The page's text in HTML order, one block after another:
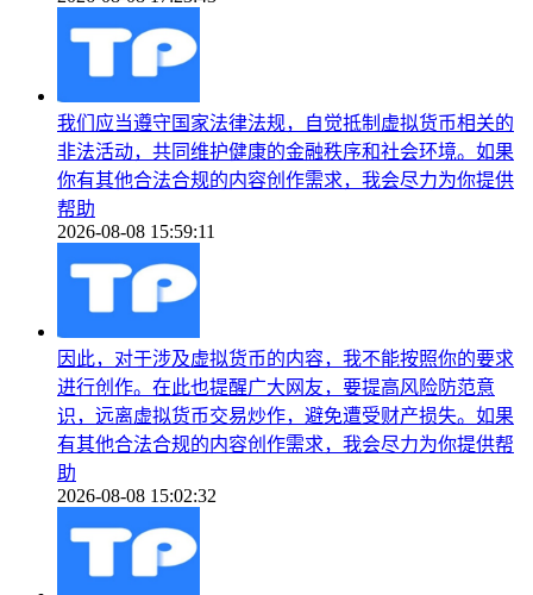
我们应当遵守国家法律法规，自觉抵制虚拟货币相关的
非法活动，共同维护健康的金融秩序和社会环境。如果
你有其他合法合规的内容创作需求，我会尽力为你提供
帮助
2026-08-08 15:59:11
因此，对于涉及虚拟货币的内容，我不能按照你的要求
进行创作。在此也提醒广大网友，要提高风险防范意
识，远离虚拟货币交易炒作，避免遭受财产损失。如果
有其他合法合规的内容创作需求，我会尽力为你提供帮
助
2026-08-08 15:02:32